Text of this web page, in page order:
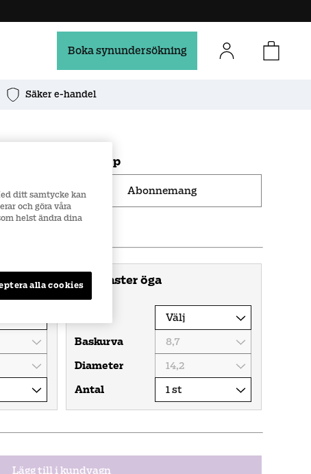
Boka synundersökning
Säker e-handel
Välj typ av linsköp
Abonnemang
Vänster öga
Baskurva
Diameter
Antal
Lägg till i kundvagn
ditt samtycke kan
och göra våra
helst ändra dina
alla cookies